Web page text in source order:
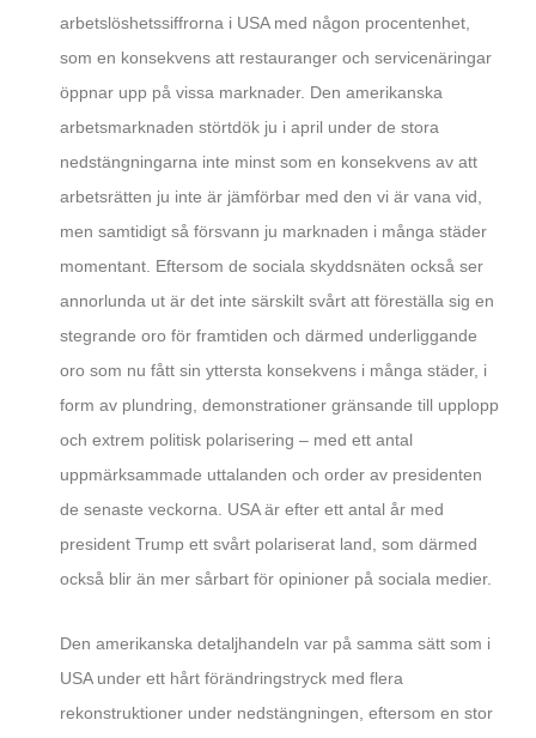
arbetslöshetssiffrorna i USA med någon procentenhet,
som en konsekvens att restauranger och servicenäringar
öppnar upp på vissa marknader. Den amerikanska
arbetsmarknaden störtdök ju i april under de stora
nedstängningarna inte minst som en konsekvens av att
arbetsrätten ju inte är jämförbar med den vi är vana vid,
men samtidigt så försvann ju marknaden i många städer
momentant. Eftersom de sociala skyddsnäten också ser
annorlunda ut är det inte särskilt svårt att föreställa sig en
stegrande oro för framtiden och därmed underliggande
oro som nu fått sin yttersta konsekvens i många städer, i
form av plundring, demonstrationer gränsande till upplopp
och extrem politisk polarisering – med ett antal
uppmärksammade uttalanden och order av presidenten
de senaste veckorna. USA är efter ett antal år med
president Trump ett svårt polariserat land, som därmed
också blir än mer sårbart för opinioner på sociala medier.
Den amerikanska detaljhandeln var på samma sätt som i
USA under ett hårt förändringstryck med flera
rekonstruktioner under nedstängningen, eftersom en stor